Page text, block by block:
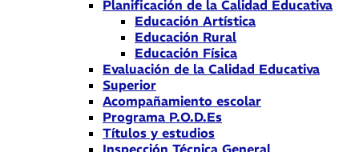
Planificación de la Calidad Educativa
Educación Artística
Educación Rural
Educación Física
Evaluación de la Calidad Educativa
Superior
Acompañamiento escolar
Programa P.O.D.Es
Títulos y estudios
Inspección Técnica General